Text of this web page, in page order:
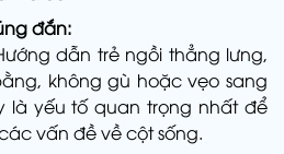
đắn:
dẫn trẻ ngồi thẳng lưng,
không gù hoặc vẹo sang
là yếu tố quan trọng nhất để
vấn đề về cột sống.